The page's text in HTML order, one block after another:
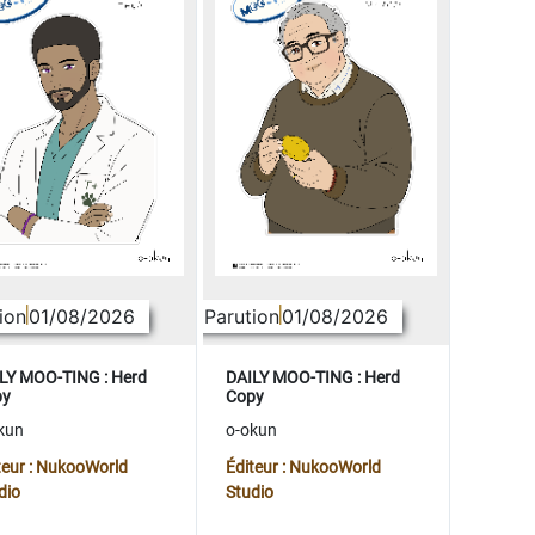
01/08/2026
MOO-TING : Herd
: NukooWorld
Parution01/08/2026
DAILY MOO-TING : Herd
Copy
o-okun
Éditeur : NukooWorld
Studio